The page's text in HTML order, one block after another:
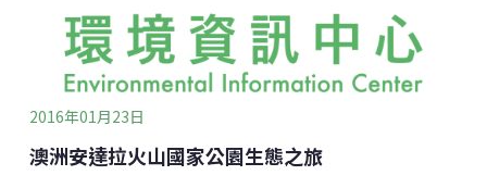
能的自然廚房。看著眼前空蕩蕩的小空間，難以想像我
們要在這個地方，打造出兩個灶、一個窯、一個悶燒鍋
跟置物架，暫且放下腦海中的疑問，
2016年01月23日
澳洲安達拉火山國家公園生態之旅